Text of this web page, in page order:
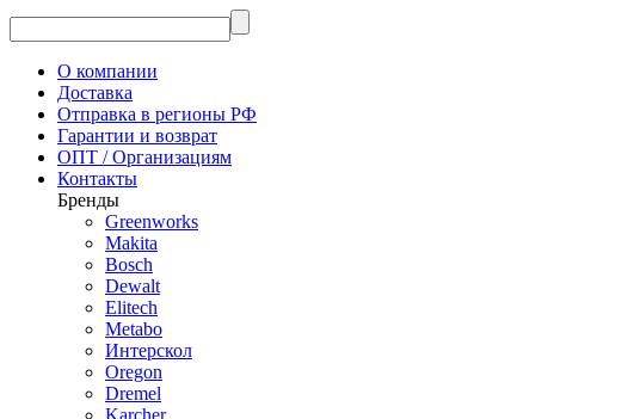
О компании
Доставка
Отправка в регионы РФ
Гарантии и возврат
ОПТ / Организациям
Контакты
Бренды
Greenworks
Makita
Bosch
Dewalt
Elitech
Metabo
Интерскол
Oregon
Dremel
Karcher